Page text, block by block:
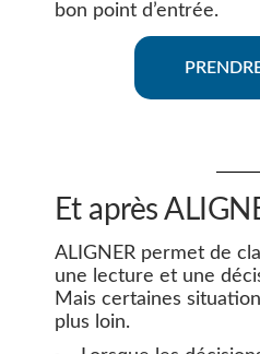
bon point d’entrée.
Et après
ALIGNER permet de
une lecture et une
Mais certaines
plus loin.